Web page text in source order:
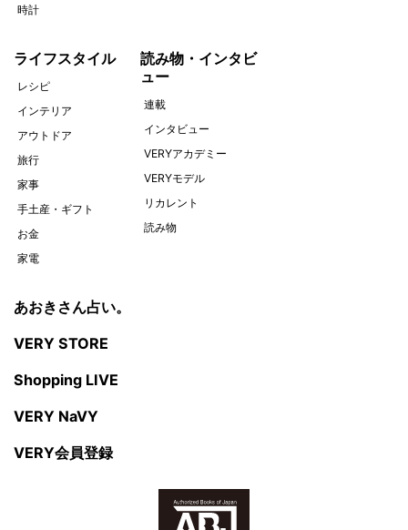
時計
ライフスタイル
レシピ
インテリア
アウトドア
旅行
家事
手土産・ギフト
お金
家電
読み物・インタビ
ュー
連載
インタビュー
VERYアカデミー
VERYモデル
リカレント
読み物
あおきさん占い。
VERY STORE
Shopping LIVE
VERY NaVY
VERY会員登録